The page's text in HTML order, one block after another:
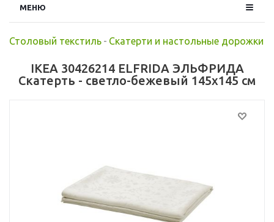
МЕНЮ
Столовый текстиль - Скатерти и настольные дорожки
IKEA 30426214 ELFRIDA ЭЛЬФРИДА
Скатерть - светло-бежевый 145x145 см